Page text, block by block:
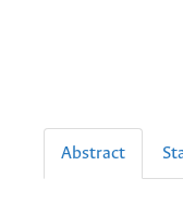
Abstract